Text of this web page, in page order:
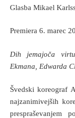
Glasba Mikael
Premiera 6. marec
Dih jemajoča
Ekmana, Edwarda
Švedski koreograf
najzanimivejših
prespraševanjem